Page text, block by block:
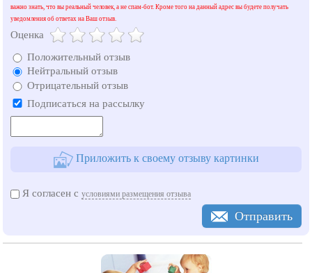
важно знать, что вы реальный человек, а не спам-бот. Кроме того на данный адрес вы будете получать
уведомления об ответах на Ваш отзыв.
Оценка
Положительный отзыв
Нейтральный отзыв
Отрицательный отзыв
Подписаться на рассылку
Приложить к своему отзыву картинки
Я согласен сусловиями размещения отзыва
Отправить